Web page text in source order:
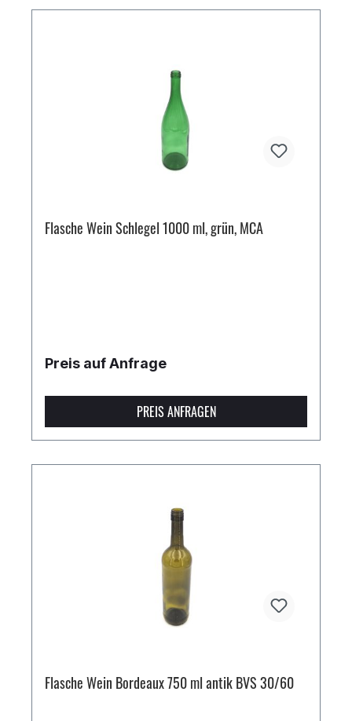
Flasche Wein Schlegel 1000 ml, grün, MCA
Preis auf Anfrage
PREIS ANFRAGEN
Flasche Wein Bordeaux 750 ml antik BVS 30/60